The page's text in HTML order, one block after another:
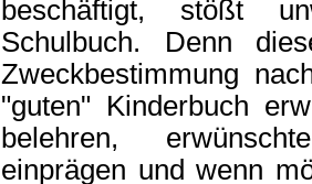
beschäftigt, stößt
Schulbuch. Denn
Zweckbestimmung
"guten" Kinderbuch
belehren,
einprägen und wenn